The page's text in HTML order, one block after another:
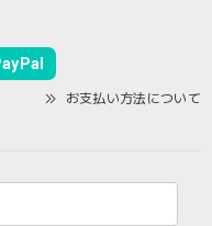
お支払い方法について